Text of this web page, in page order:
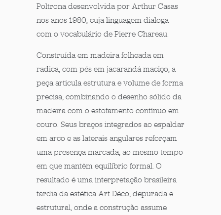
Poltrona desenvolvida por Arthur Casas
nos anos 1980, cuja linguagem dialoga
com o vocabulário de Pierre Chareau.
Construída em madeira folheada em
radica, com pés em jacarandá maciço, a
peça articula estrutura e volume de forma
precisa, combinando o desenho sólido da
madeira com o estofamento contínuo em
couro. Seus braços integrados ao espaldar
em arco e as laterais angulares reforçam
uma presença marcada, ao mesmo tempo
em que mantêm equilíbrio formal. O
resultado é uma interpretação brasileira
tardia da estética Art Déco, depurada e
estrutural, onde a construção assume